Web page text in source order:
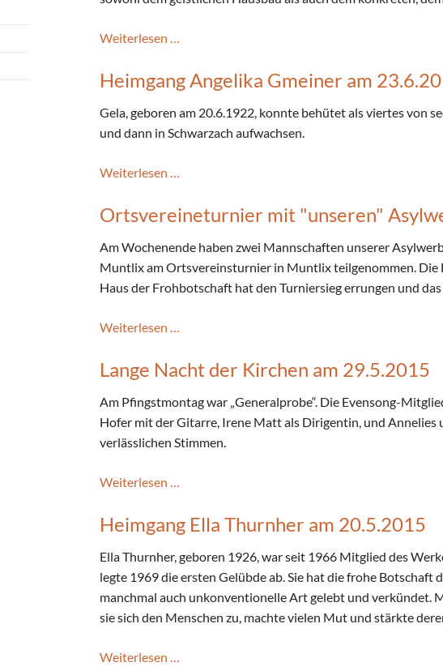
Weiterlesen …
5.-9.8.2015
Heimgang Angelika Gmeiner am
Gela, geboren am 20.6.1922, konnte behütet als viertes von
und dann in Schwarzach aufwachsen.
Weiterlesen …
Gmeiner
23.6.2015
Ortsvereineturnier mit "unseren"
Am Wochenende haben zwei Mannschaften unserer
Muntlix am Ortsvereinsturnier in Muntlix teilgenommen. Die
Haus der Frohbotschaft hat den Turniersieg errungen und
Weiterlesen …
"unseren"
am
20.6.2015
Lange Nacht der Kirchen am 29.5.2015
Am Pfingstmontag war „Generalprobe“. Die Evensong-
Hofer mit der Gitarre, Irene Matt als Dirigentin, und Annelies
verlässlichen Stimmen.
Weiterlesen …
der
am
29.5.2015
Heimgang Ella Thurnher am 20.5.2015
Ella Thurnher, geboren 1926, war seit 1966 Mitglied des
legte 1969 die ersten Gelübde ab. Sie hat die frohe Botschaft
manchmal auch unkonventionelle Art gelebt und verkündet.
sie sich den Menschen zu, machte vielen Mut und stärkte
Weiterlesen …